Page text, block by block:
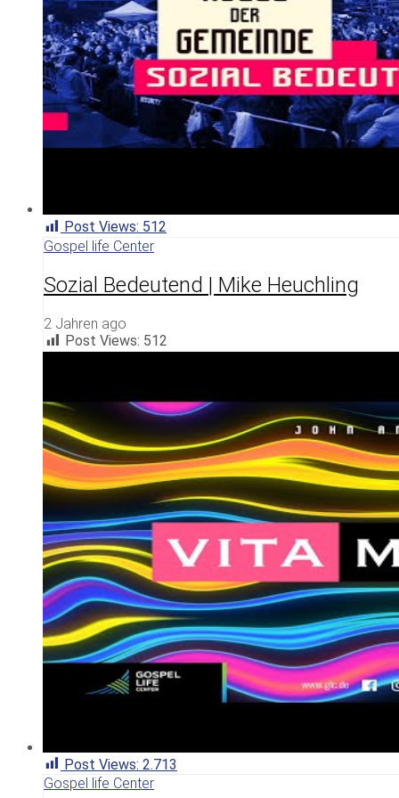
Post Views: 512
Gospel life Center
Sozial Bedeutend | Mike Heuchling
2 Jahren ago
Post Views: 512
Post Views: 2.713
Gospel life Center